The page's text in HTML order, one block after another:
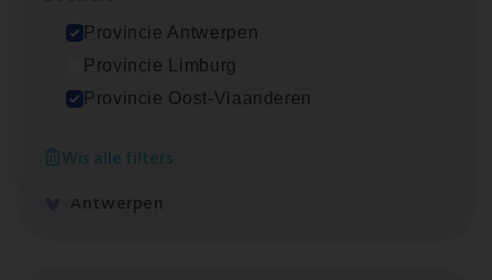
Provincie Antwerpen
Provincie Limburg
Provincie Oost-Vlaanderen
Wis alle filters
Antwerpen
Insurance Operations
Antwerpen